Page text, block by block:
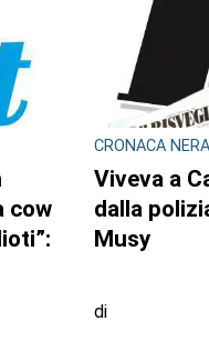
cow
CRONACA NERA
Viveva a
dalla
Musy
di